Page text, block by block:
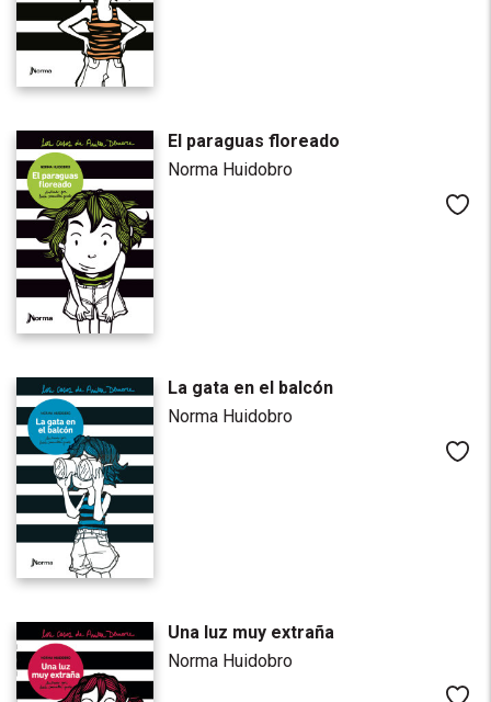
El paraguas floreado
Norma Huidobro
La gata en el balcón
Norma Huidobro
Una luz muy extraña
Norma Huidobro